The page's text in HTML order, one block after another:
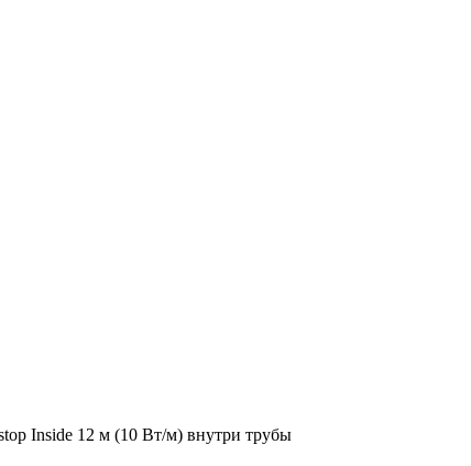
Inside 12 м (10 Вт/м) внутри трубы